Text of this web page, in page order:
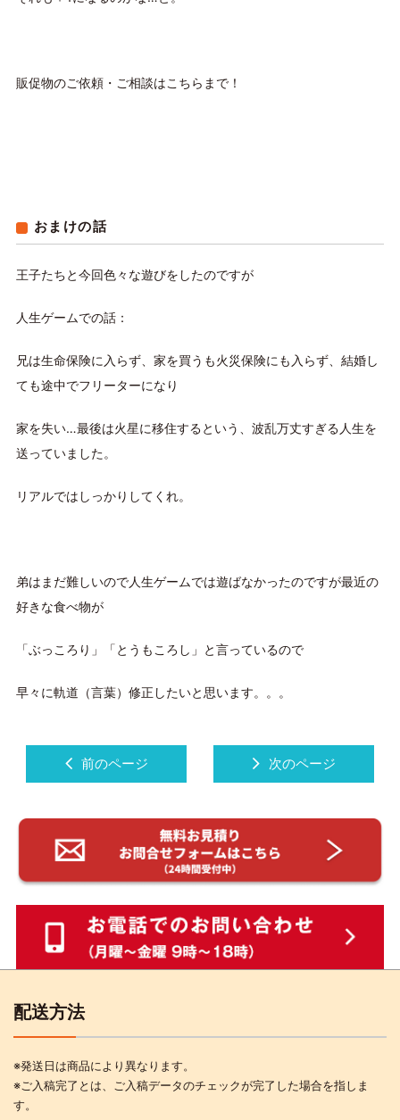
販促物のご依頼・ご相談はこちらまで！
おまけの話
王子たちと今回色々な遊びをしたのですが
人生ゲームでの話：
兄は生命保険に入らず、家を買うも火災保険にも入らず、結婚し
ても途中でフリーターになり
家を失い…最後は火星に移住するという、波乱万丈すぎる人生を
送っていました。
リアルではしっかりしてくれ。
弟はまだ難しいので人生ゲームでは遊ばなかったのですが最近の
好きな食べ物が
「ぶっころり」「とうもころし」と言っているので
早々に軌道（言葉）修正したいと思います。。。
前のページ 次のページ
配送方法
※発送日は商品により異なります。
※ご入稿完了とは、ご入稿データのチェックが完了した場合を指しま
す。